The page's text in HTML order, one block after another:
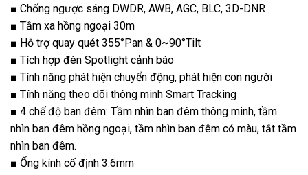
■ Chống ngược sáng DWDR, AWB, AGC, BLC, 3D-DNR
■ Tầm xa hồng ngoại 30m
■ Hỗ trợ quay quét 355°Pan & 0~90°Tilt
■ Tích hợp đèn Spotlight cảnh báo
■ Tính năng phát hiện chuyển động, phát hiện con người
■ Tính năng theo dõi thông minh Smart Tracking
■ 4 chế độ ban đêm: Tầm nhìn ban đêm thông minh, tầm
nhìn ban đêm hồng ngoại, tầm nhìn ban đêm có màu, tắt tầm
nhìn ban đêm.
■ Ống kính cố định 3.6mm